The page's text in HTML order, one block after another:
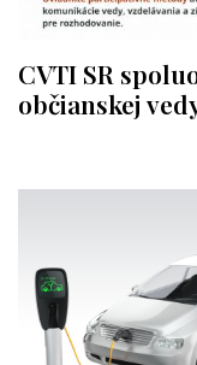
CVTI SR
občianskej